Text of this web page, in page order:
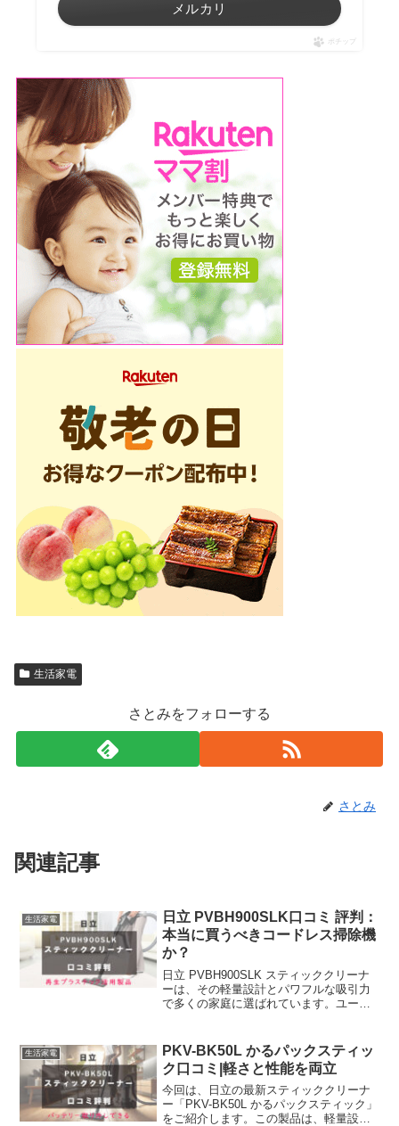
メルカリ
ポチップ
生活家電
さとみをフォローする
さとみ
関連記事
生活家電
日立 PVBH900SLK口コミ 評判：
本当に買うべきコードレス掃除機
か？
日立 PVBH900SLK スティッククリーナ
ーは、その軽量設計とパワフルな吸引力
で多くの家庭に選ばれています。ユーザ
リーが長持ちして、大掃除も安心」とい
った声が多く聞...
生活家電
PKV-BK50L かるパックスティッ
ク口コミ|軽さと性能を両立
今回は、日立の最新スティッククリーナ
ー「PKV-BK50L かるパックスティック」
をご紹介します。この製品は、軽量設計